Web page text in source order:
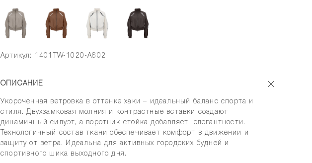
Артикул: 1401TW-1020-A602
ОПИСАНИЕ
Укороченная ветровка в оттенке хаки – идеальный баланс спорта и
стиля. Двухзамковая молния и контрастные вставки создают
динамичный силуэт, а воротник-стойка добавляет элегантности.
Технологичный состав ткани обеспечивает комфорт в движении и
защиту от ветра. Идеальна для активных городских будней и
спортивного шика выходного дня.